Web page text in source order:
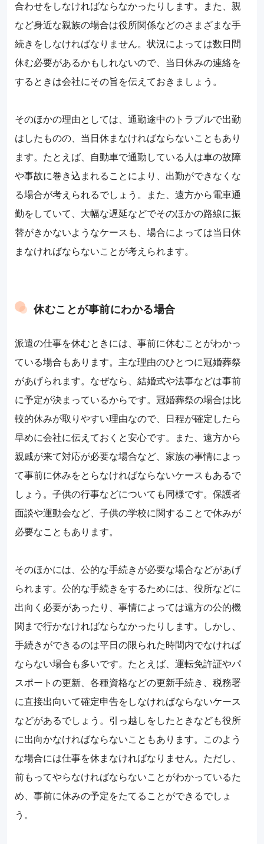
合わせをしなければならなかったりします。また、親
など身近な親族の場合は役所関係などのさまざまな手
続きをしなければなりません。状況によっては数日間
休む必要があるかもしれないので、当日休みの連絡を
するときは会社にその旨を伝えておきましょう。
そのほかの理由としては、通勤途中のトラブルで出勤
はしたものの、当日休まなければならないこともあり
ます。たとえば、自動車で通勤している人は車の故障
や事故に巻き込まれることにより、出勤ができなくな
る場合が考えられるでしょう。また、遠方から電車通
勤をしていて、大幅な遅延などでそのほかの路線に振
替がきかないようなケースも、場合によっては当日休
まなければならないことが考えられます。
休むことが事前にわかる場合
派遣の仕事を休むときには、事前に休むことがわかっ
ている場合もあります。主な理由のひとつに冠婚葬祭
があげられます。なぜなら、結婚式や法事などは事前
に予定が決まっているからです。冠婚葬祭の場合は比
較的休みが取りやすい理由なので、日程が確定したら
早めに会社に伝えておくと安心です。また、遠方から
親戚が来て対応が必要な場合など、家族の事情によっ
て事前に休みをとらなければならないケースもあるで
しょう。子供の行事などについても同様です。保護者
面談や運動会など、子供の学校に関することで休みが
必要なこともあります。
そのほかには、公的な手続きが必要な場合などがあげ
られます。公的な手続きをするためには、役所などに
出向く必要があったり、事情によっては遠方の公的機
関まで行かなければならなかったりします。しかし、
手続きができるのは平日の限られた時間内でなければ
ならない場合も多いです。たとえば、運転免許証やパ
スポートの更新、各種資格などの更新手続き、税務署
に直接出向いて確定申告をしなければならないケース
などがあるでしょう。引っ越しをしたときなども役所
に出向かなければならないこともあります。このよう
な場合には仕事を休まなければなりません。ただし、
前もってやらなければならないことがわかっているた
め、事前に休みの予定をたてることができるでしょ
う。